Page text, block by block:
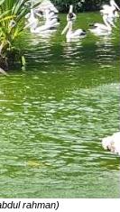
rahman)